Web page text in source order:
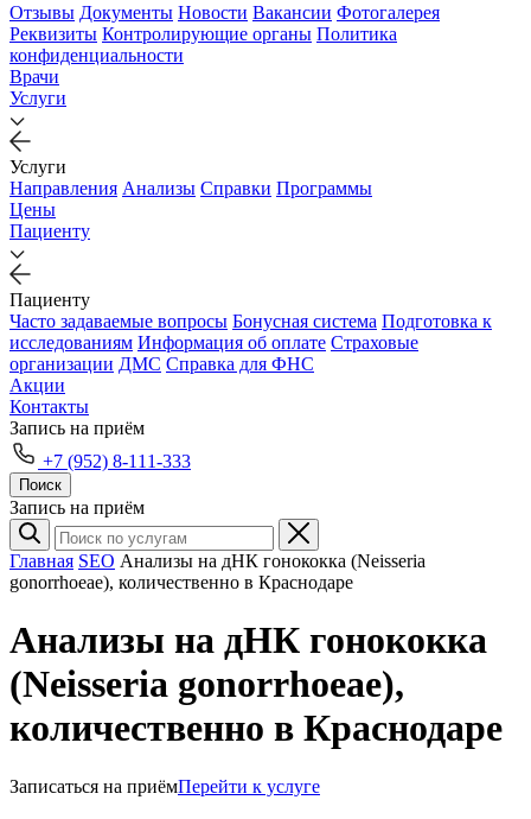
Отзывы Документы Новости Вакансии Фотогалерея
Реквизиты Контролирующие органы Политика
конфиденциальности
Врачи
Услуги
Услуги
Направления Анализы Справки Программы
Цены
Пациенту
Пациенту
Часто задаваемые вопросы Бонусная система Подготовка к
исследованиям Информация об оплате Страховые
организации ДМС Справка для ФНС
Акции
Контакты
Запись на приём
+7 (952) 8-111-333
Поиск
Запись на приём
Главная SEO Анализы на дНК гонококка (Neisseria
gonorrhoeae), количественно в Краснодаре
Анализы на дНК гонококка
(Neisseria gonorrhoeae),
количественно в Краснодаре
Записаться на приёмПерейти к услуге